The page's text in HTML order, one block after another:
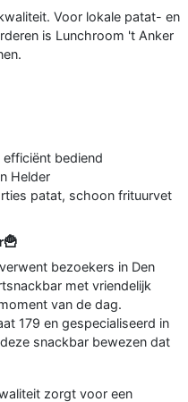
Voor lokale patat- en
is Lunchroom 't Anker
efficiënt bediend
Helder
patat, schoon frituurvet
bezoekers in Den
met vriendelijk
van de dag.
179 en gespecialiseerd in
snackbar bewezen dat
zorgt voor een